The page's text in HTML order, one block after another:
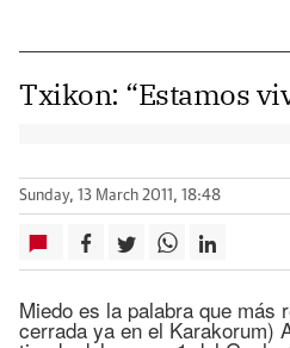
Txikon: “Estamos
Sunday, 13 March 2011, 18:48
Miedo es la palabra que más
cerrada ya en el Karakorum)